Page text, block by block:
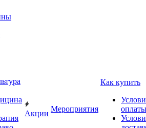
Акции
Мероприятия
Как купить
оплаты